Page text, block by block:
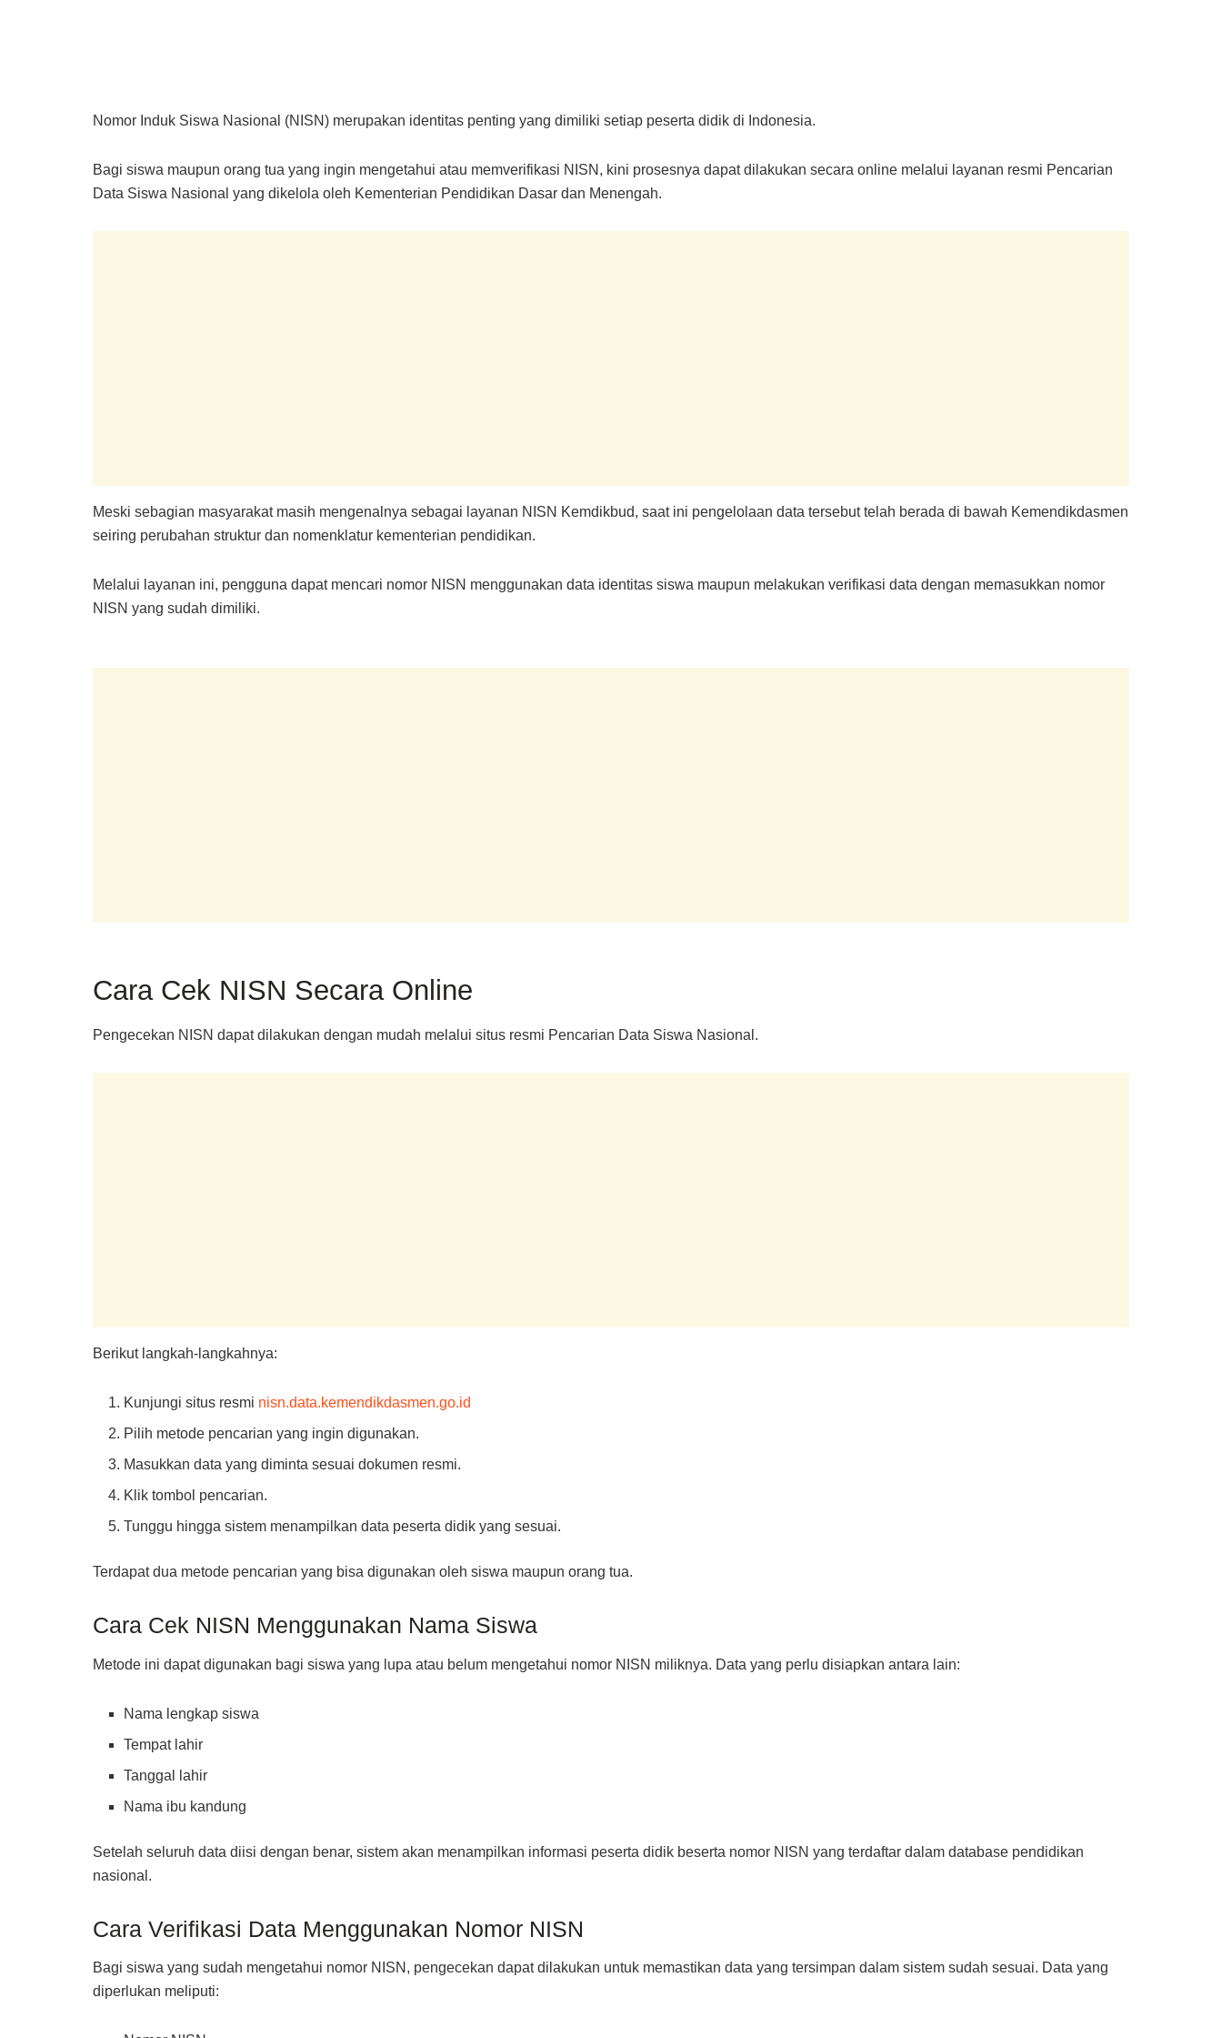
Nomor Induk Siswa Nasional (NISN) merupakan identitas penting yang dimiliki setiap peserta didik di Indonesia.
Bagi siswa maupun orang tua yang ingin mengetahui atau memverifikasi NISN, kini prosesnya dapat dilakukan secara online melalui layanan resmi Pencarian
Data Siswa Nasional yang dikelola oleh Kementerian Pendidikan Dasar dan Menengah.
Meski sebagian masyarakat masih mengenalnya sebagai layanan NISN Kemdikbud, saat ini pengelolaan data tersebut telah berada di bawah Kemendikdasmen
seiring perubahan struktur dan nomenklatur kementerian pendidikan.
Melalui layanan ini, pengguna dapat mencari nomor NISN menggunakan data identitas siswa maupun melakukan verifikasi data dengan memasukkan nomor
NISN yang sudah dimiliki.
Cara Cek NISN Secara Online
Pengecekan NISN dapat dilakukan dengan mudah melalui situs resmi Pencarian Data Siswa Nasional.
Berikut langkah-langkahnya:
Kunjungi situs resmi nisn.data.kemendikdasmen.go.id
Pilih metode pencarian yang ingin digunakan.
Masukkan data yang diminta sesuai dokumen resmi.
Klik tombol pencarian.
Tunggu hingga sistem menampilkan data peserta didik yang sesuai.
Terdapat dua metode pencarian yang bisa digunakan oleh siswa maupun orang tua.
Cara Cek NISN Menggunakan Nama Siswa
Metode ini dapat digunakan bagi siswa yang lupa atau belum mengetahui nomor NISN miliknya. Data yang perlu disiapkan antara lain:
Nama lengkap siswa
Tempat lahir
Tanggal lahir
Nama ibu kandung
Setelah seluruh data diisi dengan benar, sistem akan menampilkan informasi peserta didik beserta nomor NISN yang terdaftar dalam database pendidikan
nasional.
Cara Verifikasi Data Menggunakan Nomor NISN
Bagi siswa yang sudah mengetahui nomor NISN, pengecekan dapat dilakukan untuk memastikan data yang tersimpan dalam sistem sudah sesuai. Data yang
diperlukan meliputi: